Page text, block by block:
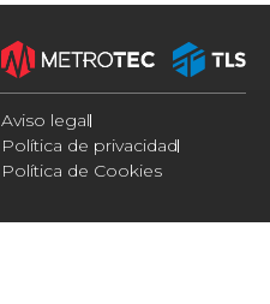
Aviso legal
Política de privacidad
Política de Cookies